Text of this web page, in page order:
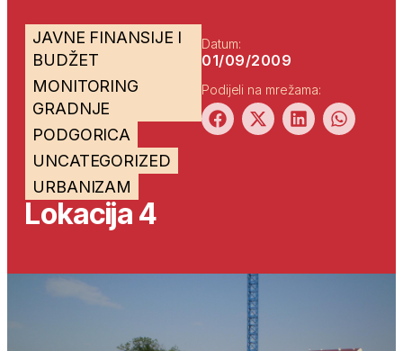
JAVNE FINANSIJE I
BUDŽET
MONITORING
GRADNJE
PODGORICA
UNCATEGORIZED
URBANIZAM
Lokacija 4
Datum:
01/09/2009
Podijeli na mrežama: